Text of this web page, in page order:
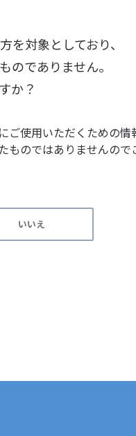
を対象としており、
のでありません。
か？
使用いただくための情
のではありませんので
いいえ